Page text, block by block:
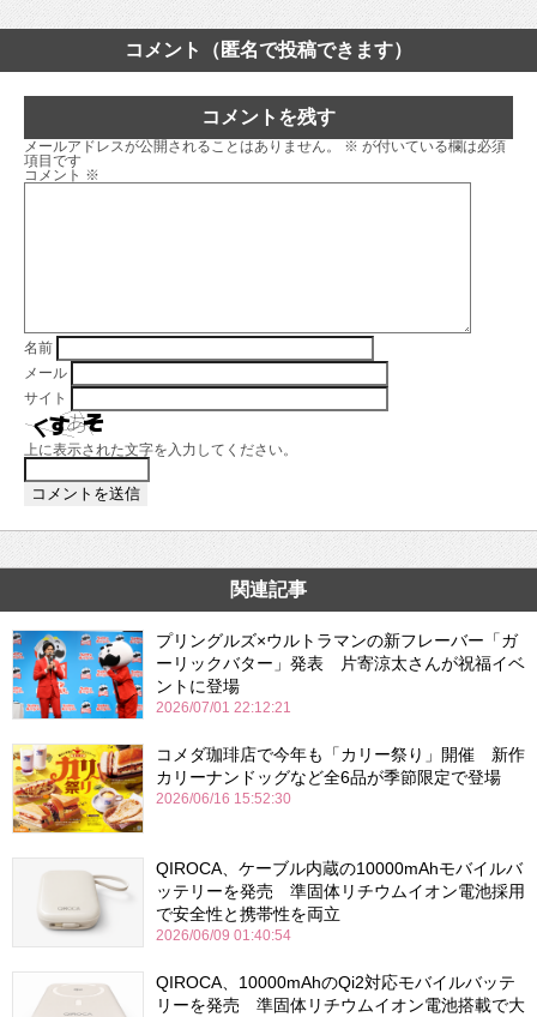
コメント（匿名で投稿できます）
コメントを残す
メールアドレスが公開されることはありません。 ※ が付いている欄は必須
項目です
コメント ※
名前
メール
サイト
上に表示された文字を入力してください。
関連記事
プリングルズ×ウルトラマンの新フレーバー「ガ
ーリックバター」発表 片寄涼太さんが祝福イベ
ントに登場
2026/07/01 22:12:21
コメダ珈琲店で今年も「カリー祭り」開催 新作
カリーナンドッグなど全6品が季節限定で登場
2026/06/16 15:52:30
QIROCA、ケーブル内蔵の10000mAhモバイルバ
ッテリーを発売 準固体リチウムイオン電池採用
で安全性と携帯性を両立
2026/06/09 01:40:54
QIROCA、10000mAhのQi2対応モバイルバッテ
リーを発売 準固体リチウムイオン電池搭載で大